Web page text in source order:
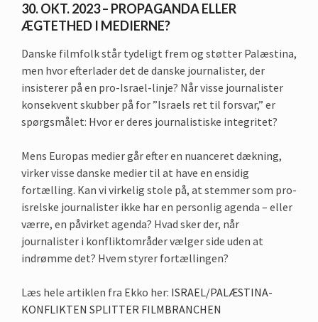
30. OKT. 2023 – PROPAGANDA ELLER
ÆGTETHED I MEDIERNE?
Danske filmfolk står tydeligt frem og støtter Palæstina,
men hvor efterlader det de danske journalister, der
insisterer på en pro-Israel-linje? Når visse journalister
konsekvent skubber på for ”Israels ret til forsvar,” er
spørgsmålet: Hvor er deres journalistiske integritet?
Mens Europas medier går efter en nuanceret dækning,
virker visse danske medier til at have en ensidig
fortælling. Kan vi virkelig stole på, at stemmer som pro-
isrelske journalister ikke har en personlig agenda – eller
værre, en påvirket agenda? Hvad sker der, når
journalister i konfliktområder vælger side uden at
indrømme det? Hvem styrer fortællingen?
Læs hele artiklen fra Ekko her: ISRAEL/PALÆSTINA-
KONFLIKTEN SPLITTER FILMBRANCHEN